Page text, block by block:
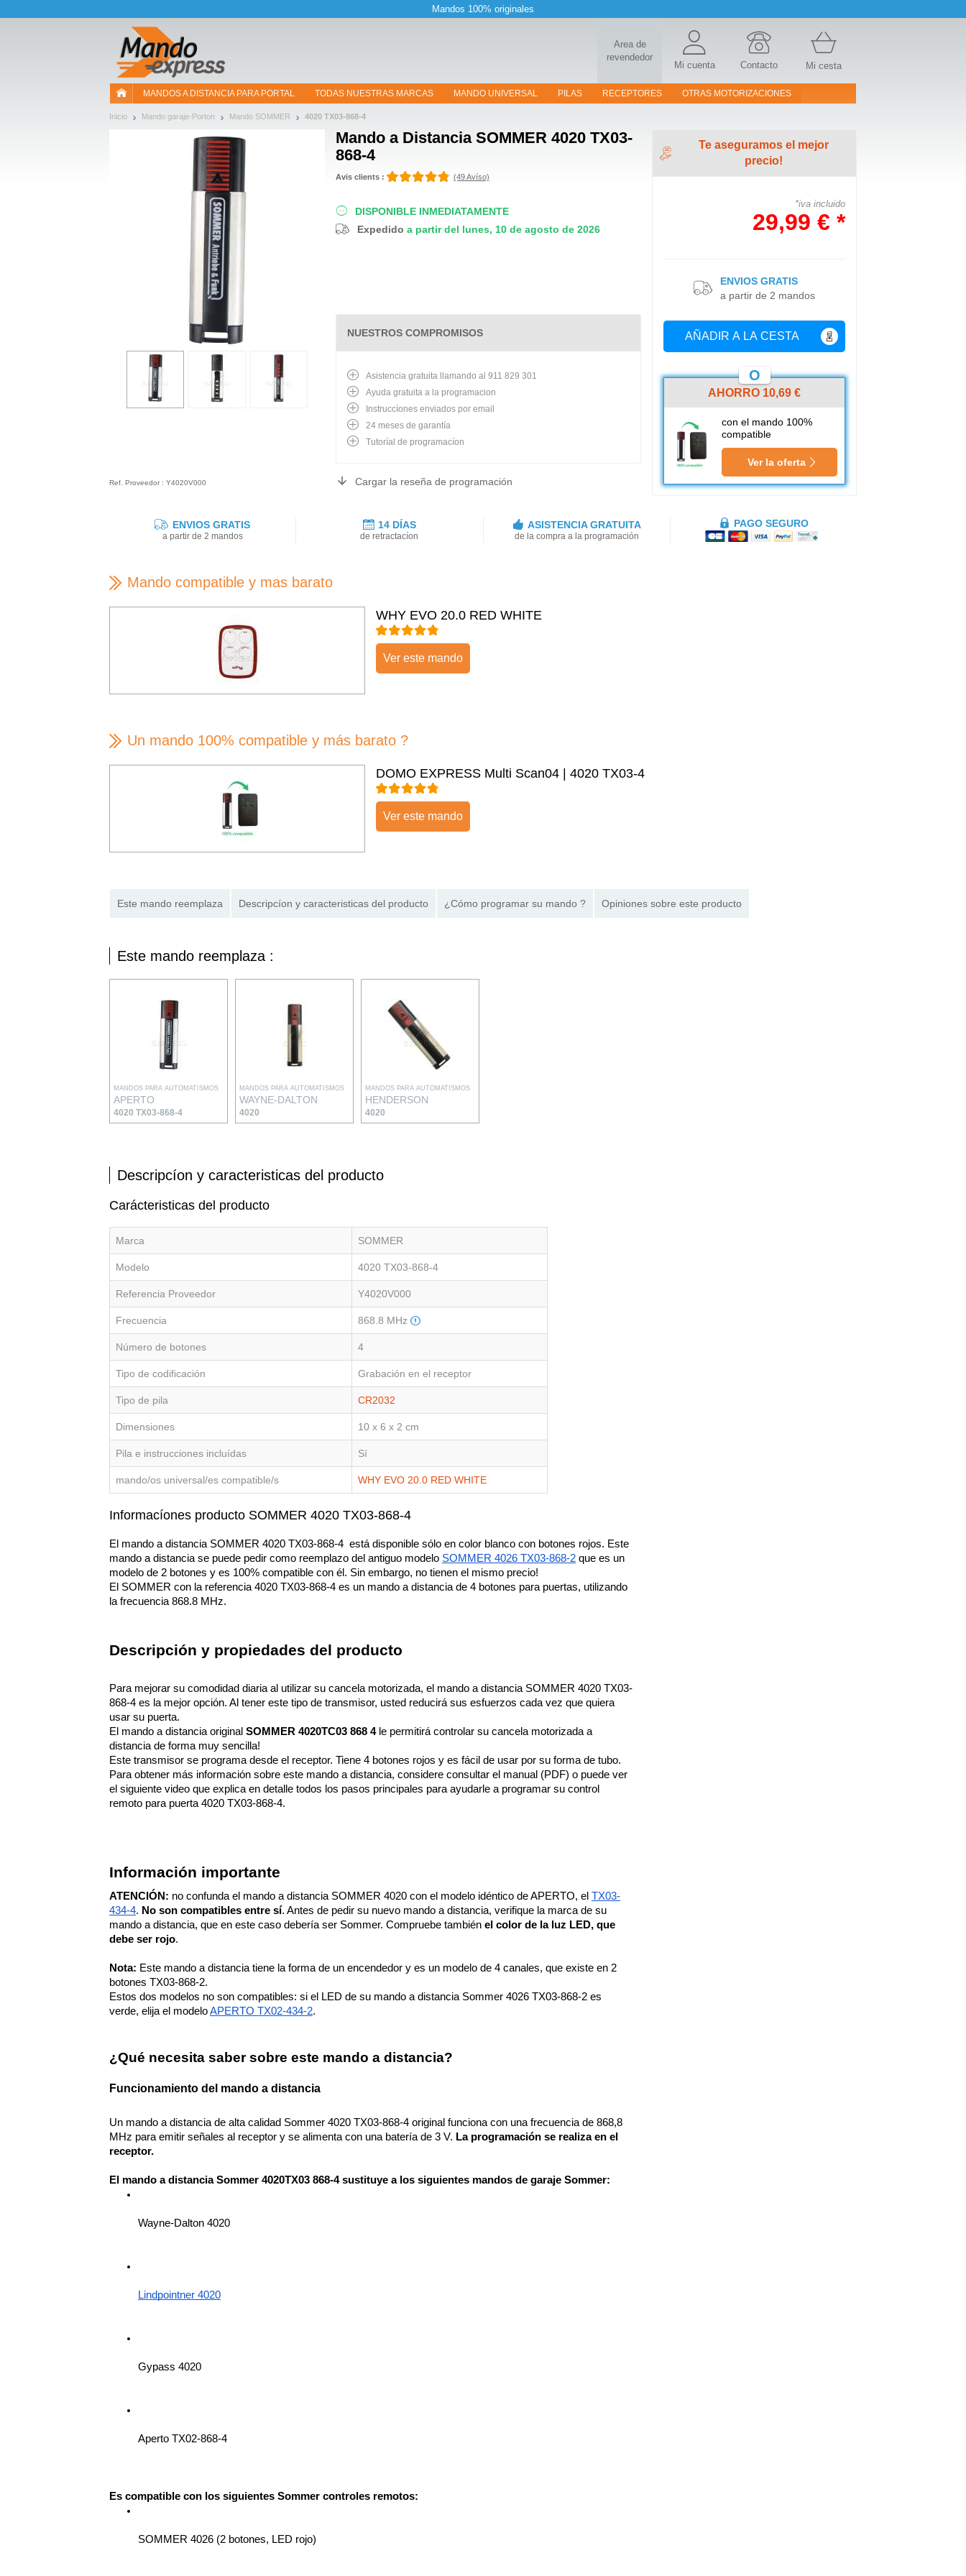
Mandos 100% originales
Area de
revendedor
Mi cuenta Contacto Mi cesta
MANDOS A DISTANCIA PARA PORTAL TODAS NUESTRAS MARCAS MANDO UNIVERSAL PILAS RECEPTORES OTRAS MOTORIZACIONES
Inicio Mando garaje-Porton Mando SOMMER 4020 TX03-868-4
Mando a DistanciaSOMMER 4020 TX03-
868-4
Avis clients : (49 Avíso)
DISPONIBLE INMEDIATAMENTE
Expedido a partir del lunes, 10 de agosto de 2026
Te aseguramos el mejor
precio!
*iva incluido
29,99 € *
AÑADIR A LA CESTA
O
AHORRO 10,69 €
con el mando 100%
compatible
Ver la oferta
ENVIOS GRATIS
a partir de 2 mandos
Ref. Proveedor : Y4020V000
NUESTROS COMPROMISOS
Asistencia gratuita llamando al 911 829 301
Ayuda gratuita a la programacion
Instruccíones enviados por email
24 meses de garantía
Tutoríal de programacíon
Cargar la reseña de programación
ENVIOS GRATIS
a partir de 2 mandos
14 DÍAS
de retractacíon
ASISTENCIA GRATUITA
de la compra a la programación
PAGO SEGURO
Mando compatible y mas barato
WHY EVO 20.0 RED WHITE
Ver este mando
Un mando 100% compatible y más barato ?
DOMO EXPRESS Multi Scan04 | 4020 TX03-4
Ver este mando
Este mando reemplaza Descripcíon y caracteristicas del producto ¿Cómo programar su mando ? Opiniones sobre este producto
Este mando reemplaza :
MANDOS PARA AUTOMATISMOS
APERTO
4020 TX03-868-4
MANDOS PARA AUTOMATISMOS
WAYNE-DALTON
4020
MANDOS PARA AUTOMATISMOS
HENDERSON
4020
Descripcíon y caracteristicas del producto
Carácteristicas del producto
Marca SOMMER
Modelo 4020 TX03-868-4
Referencia Proveedor Y4020V000
Frecuencia 868.8 MHz
Número de botones 4
Tipo de codificación Grabación en el receptor
Tipo de pila CR2032
Dimensiones 10 x 6 x 2 cm
Pila e instrucciones incluídas Sí
mando/os universal/es compatible/s WHY EVO 20.0 RED WHITE
Informacíones producto SOMMER 4020 TX03-868-4
El mando a distancia SOMMER 4020 TX03-868-4  está disponible sólo en color blanco con botones rojos. Este
mando a distancia se puede pedir como reemplazo del antiguo modelo SOMMER 4026 TX03-868-2 que es un
modelo de 2 botones y es 100% compatible con él. Sin embargo, no tienen el mismo precio!
El SOMMER con la referencia 4020 TX03-868-4 es un mando a distancia de 4 botones para puertas, utilizando
la frecuencia 868.8 MHz.
Descripción y propiedades del producto
Para mejorar su comodidad diaria al utilizar su cancela motorizada, el mando a distancia SOMMER 4020 TX03-
868-4 es la mejor opción. Al tener este tipo de transmisor, usted reducirá sus esfuerzos cada vez que quiera
usar su puerta.
El mando a distancia original SOMMER 4020TC03 868 4 le permitirá controlar su cancela motorizada a
distancia de forma muy sencilla!
Este transmisor se programa desde el receptor. Tiene 4 botones rojos y es fácil de usar por su forma de tubo.
Para obtener más información sobre este mando a distancia, considere consultar el manual (PDF) o puede ver
el siguiente video que explica en detalle todos los pasos principales para ayudarle a programar su control
remoto para puerta 4020 TX03-868-4.
Información importante
ATENCIÓN: no confunda el mando a distancia SOMMER 4020 con el modelo idéntico de APERTO, el TX03-
434-4. No son compatibles entre sí. Antes de pedir su nuevo mando a distancia, verifique la marca de su
mando a distancia, que en este caso debería ser Sommer. Compruebe también el color de la luz LED, que
debe ser rojo.
Nota: Este mando a distancia tiene la forma de un encendedor y es un modelo de 4 canales, que existe en 2
botones TX03-868-2.
Estos dos modelos no son compatibles: si el LED de su mando a distancia Sommer 4026 TX03-868-2 es
verde, elija el modelo APERTO TX02-434-2.
¿Qué necesita saber sobre este mando a distancia?
Funcionamiento del mando a distancia
Un mando a distancia de alta calidad Sommer 4020 TX03-868-4 original funciona con una frecuencia de 868,8
MHz para emitir señales al receptor y se alimenta con una batería de 3 V. La programación se realiza en el
receptor.
El mando a distancia Sommer 4020TX03 868-4 sustituye a los siguientes mandos de garaje Sommer:
Wayne-Dalton 4020
Lindpointner 4020
Gypass 4020
Aperto TX02-868-4
Es compatible con los siguientes Sommer controles remotos:
SOMMER 4026 (2 botones, LED rojo)